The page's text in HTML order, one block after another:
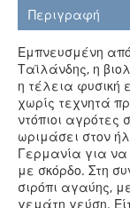
Περιγραφή
Εμπνευσμένη
Ταϊλάνδης, η
η τέλεια φυσική
χωρίς τεχνητά
ντόπιοι αγρότες
ωριμάσει στον
Γερμανία για να
με σκόρδο. Στη
σιρόπι αγαύης,
γεμάτη γεύση.